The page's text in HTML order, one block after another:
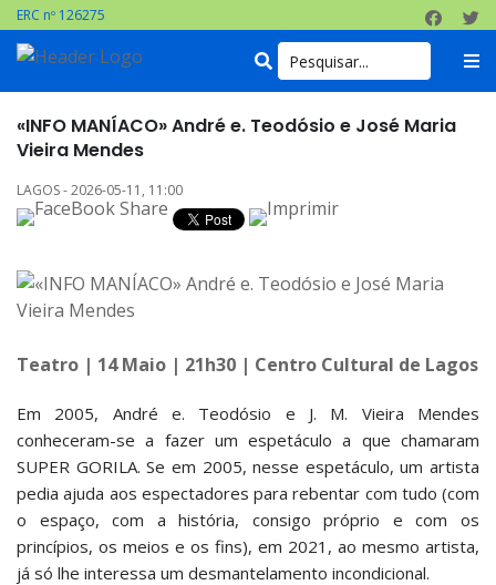
ERC nº 126275
«INFO MANÍACO» André e. Teodósio e José Maria
Vieira Mendes
LAGOS - 2026-05-11, 11:00
Teatro | 14 Maio | 21h30 | Centro Cultural de Lagos
Em 2005, André e. Teodósio e J. M. Vieira Mendes
conheceram-se a fazer um espetáculo a que chamaram
SUPER GORILA. Se em 2005, nesse espetáculo, um artista
pedia ajuda aos espectadores para rebentar com tudo (com
o espaço, com a história, consigo próprio e com os
princípios, os meios e os fins), em 2021, ao mesmo artista,
já só lhe interessa um desmantelamento incondicional.